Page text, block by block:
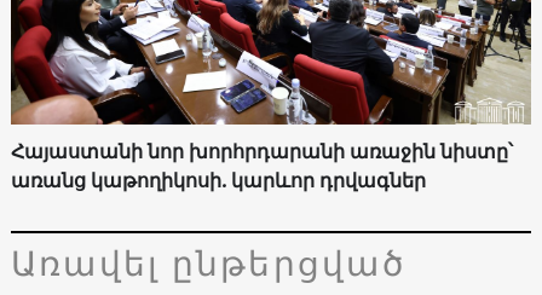
Հայաստանի նոր խորհրդարանի առաջին նիստը՝
առանց կաթողիկոսի. կարևոր դրվագներ
Առավել ընթերցված